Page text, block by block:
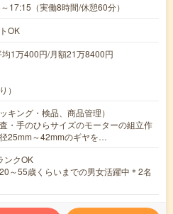
17:15（実働8時間/休憩60分）
OK
1万400円/月額21万8400円
）
キング・検品、商品管理）
・手のひらサイズのモーターの組立作
25mm～42mmのギヤを…
ンクOK
～55歳くらいまでの男女活躍中＊2名